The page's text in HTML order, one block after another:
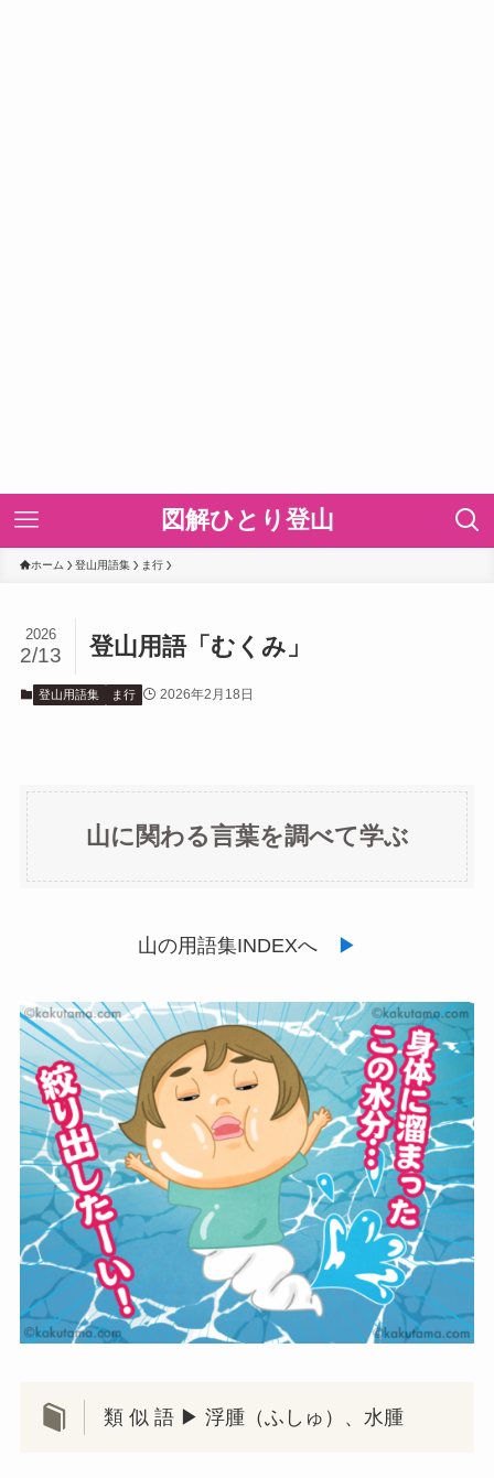
図解ひとり登山
ホーム 登山用語集 ま行
登山用語「むくみ」
2026
2/13
登山用語集 ま行 2026年2月18日
山に関わる言葉を調べて学ぶ
山の用語集INDEXへ ▶
類 似 語 ▶ 浮腫（ふしゅ）、水腫